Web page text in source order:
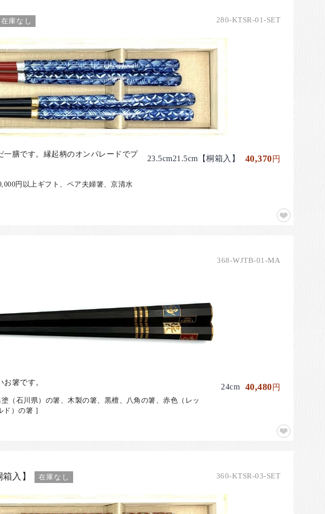
在庫なし 280-KTSR-01-SET
膳です。縁起柄のオンパレードでプ
円以上ギフト、ペア夫婦箸、京清水
23.5cm21.5cm【桐箱入】 40,370円
368-WJTB-01-MA
箸です。
（石川県）の箸、木製の箸、黒檀、八角の箸、赤色（レッ
ド）の箸 ]
24cm 40,480円
入】 在庫なし 360-KTSR-03-SET